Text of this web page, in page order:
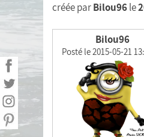
Objectifs
Calculer
(IMC)
Liste de
Menu de
créée parBilou96le
Bilou96
Posté le 2015-05-21